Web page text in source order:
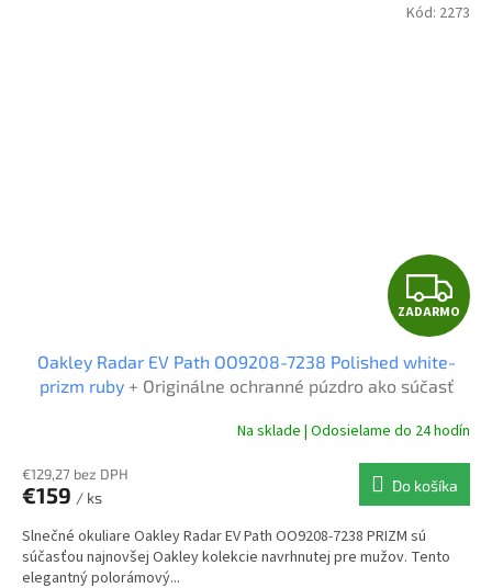
Z
A
D
A
R
M
ZADARMO
Oakley Radar EV Path OO9208-7238 Polished white-
prizm ruby + Originálne ochranné púzdro ako súčasť
Na sklade | Odosielame do 24 hodín
€129,27 bez DPH
€159 / ks
Do košíka
Slnečné okuliare Oakley Radar EV Path OO9208-7238 PRIZM sú
súčasťou najnovšej Oakley kolekcie navrhnutej pre mužov. Tento
elegantný polorámový...
Kód: 2273